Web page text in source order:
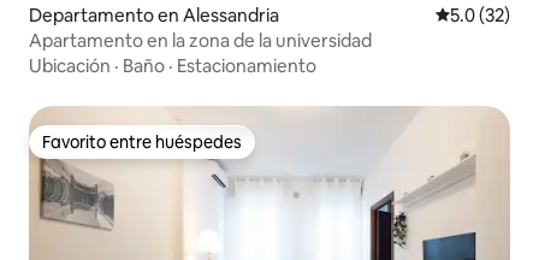
Departamento en Alessandria Calificación
5.0 (32)
Apartamento en la zona de la universidad
Ubicación · Baño · Estacionamiento
Favorito entre huéspedes
Favorito entre huéspedes